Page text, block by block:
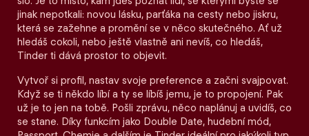
jinak nepotkali: novou lásku, parťáka na cesty nebo jiskru,
která se zažehne a promění se v něco skutečného. Ať už
hledáš cokoli, nebo ještě vlastně ani nevíš, co hledáš,
Tinder ti dává prostor to objevit.
Vytvoř si profil, nastav svoje preference a začni svajpovat.
Když se ti někdo líbí a ty se líbíš jemu, je to propojení. Pak
už je to jen na tobě. Pošli zprávu, něco naplánuj a uvidíš, co
se stane. Díky funkcím jako Double Date, hudební mód,